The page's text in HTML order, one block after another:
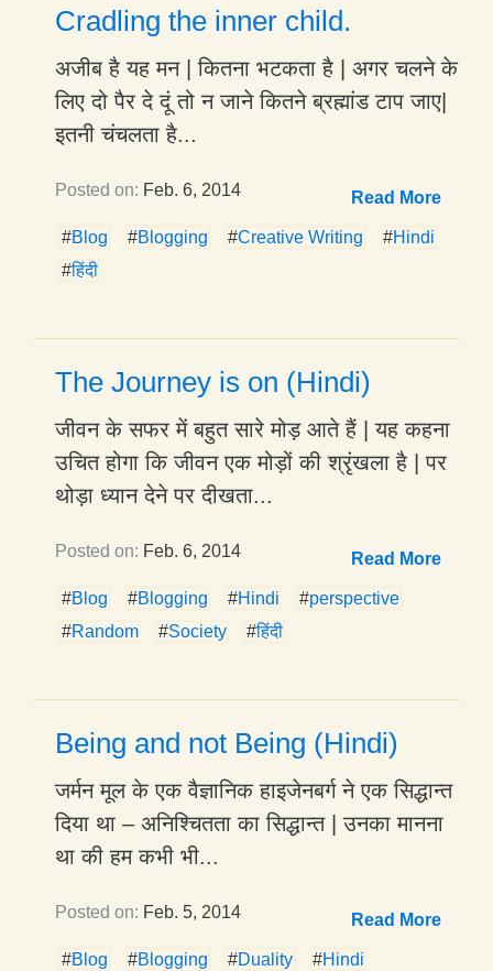
Cradling the inner child.
अजीब है यह मन | कितना भटकता है | अगर चलने के
लिए दो पैर दे दूं तो न जाने कितने ब्रह्मांड टाप जाए|
इतनी चंचलता है...
Posted on: Feb. 6, 2014 Read More
#Blog #Blogging #Creative Writing #Hindi
#हिंदी
The Journey is on (Hindi)
जीवन के सफर में बहुत सारे मोड़ आते हैं | यह कहना
उचित होगा कि जीवन एक मोड़ों की श्रृंखला है | पर
थोड़ा ध्यान देने पर दीखता...
Posted on: Feb. 6, 2014 Read More
#Blog #Blogging #Hindi #perspective
#Random #Society #हिंदी
Being and not Being (Hindi)
जर्मन मूल के एक वैज्ञानिक हाइजेनबर्ग ने एक सिद्धान्त
दिया था – अनिश्चितता का सिद्धान्त | उनका मानना
था की हम कभी भी...
Posted on: Feb. 5, 2014 Read More
#Blog #Blogging #Duality #Hindi